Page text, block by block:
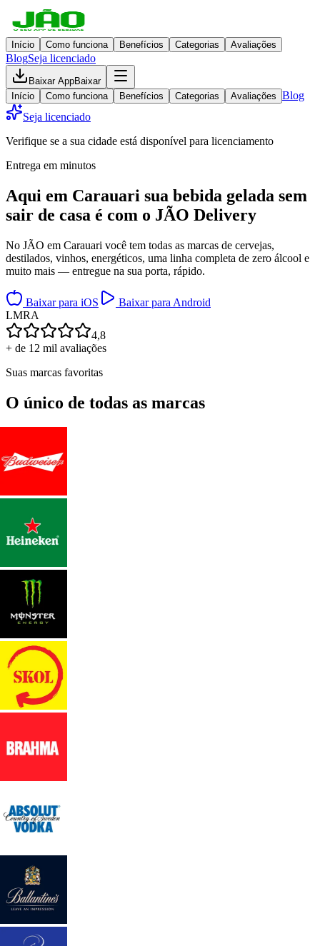
Início Como funciona Benefícios Categorias Avaliações
BlogSeja licenciado
Baixar AppBaixar
Início
Como funciona Benefícios Categorias Avaliações Blog
Seja licenciado
Verifique se a sua cidade está disponível para licenciamento
Entrega em minutos
Aqui em Carauari sua bebida gelada sem
sair de casa é com o JÃO Delivery
No JÃO em Carauari você tem todas as marcas de cervejas,
destilados, vinhos, energéticos, uma linha completa de zero álcool e
muito mais — entregue na sua porta, rápido.
Baixar para iOS
Baixar para Android
LMRA
4,8
+ de 12 mil avaliações
Suas marcas favoritas
O único de todas as marcas